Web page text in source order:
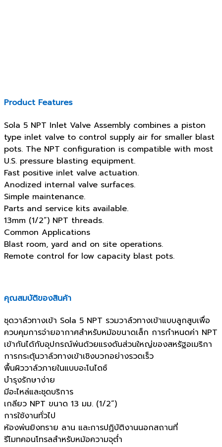
Product Features
Sola 5 NPT Inlet Valve Assembly combines a piston
type inlet valve to control supply air for smaller blast
pots. The NPT configuration is compatible with most
U.S. pressure blasting equipment.
Fast positive inlet valve actuation.
Anodized internal valve surfaces.
Simple maintenance.
Parts and service kits available.
13mm (1/2”) NPT threads.
Common Applications
Blast room, yard and on site operations.
Remote control for low capacity blast pots.
คุณสมบัติของสินค้า
ชุดวาล์วทางเข้า Sola 5 NPT รวมวาล์วทางเข้าแบบลูกสูบเพื่อ
ควบคุมการจ่ายอากาศสำหรับหม้อขนาดเล็ก การกำหนดค่า NPT
เข้ากันได้กับอุปกรณ์พ่นด้วยแรงดันส่วนใหญ่ของสหรัฐอเมริกา
การกระตุ้นวาล์วทางเข้าเชิงบวกอย่างรวดเร็ว
พื้นผิววาล์วภายในแบบอะโนไดซ์
บำรุงรักษาง่าย
มีอะไหล่และชุดบริการ
เกลียว NPT ขนาด 13 มม. (1/2”)
การใช้งานทั่วไป
ห้องพ่นยิงทราย ลาน และการปฏิบัติงานนอกสถานที่
รีโมทคอนโทรลสำหรับหม้อความจุต่ำ